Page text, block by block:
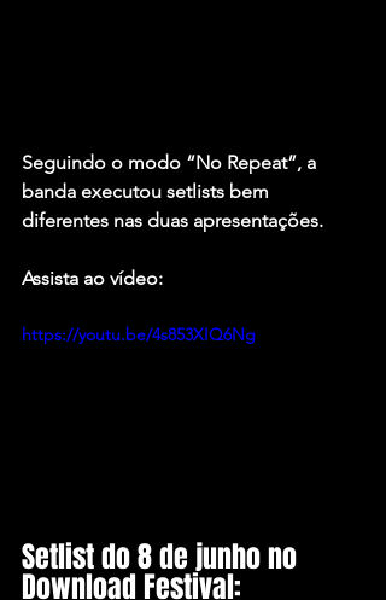
Seguindo o modo “No Repeat”, a
banda executou setlists bem
diferentes nas duas apresentações.
Assista ao vídeo:
https://youtu.be/4s853XIQ6Ng
Setlist do 8 de junho no
Download Festival: